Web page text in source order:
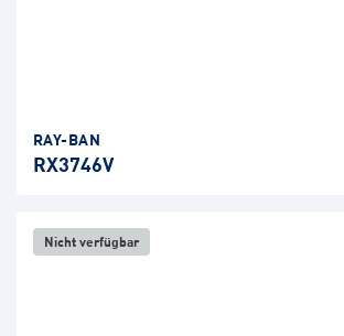
RAY-BAN
RX3746V
Nicht verfügbar